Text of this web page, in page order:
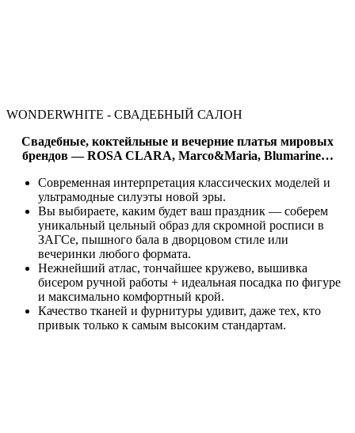
WONDERWHITE - СВАДЕБНЫЙ САЛОН​
Свадебные, коктейльные и вечерние платья мировых
брендов —ROSA CLARA, Marco&Maria, Blumarine…
Современная интерпретация классических моделей и
ультрамодные силуэты новой эры.
Вы выбираете, каким будет ваш праздник — соберем
уникальный цельный образ для скромной росписи в
ЗАГСе, пышного бала в дворцовом стиле или
вечеринки любого формата.
Нежнейший атлас, тончайшее кружево, вышивка
бисером ручной работы + идеальная посадка по фигуре
и максимально комфортный крой.
Качество тканей и фурнитуры удивит, даже тех, кто
привык только к самым высоким стандартам.